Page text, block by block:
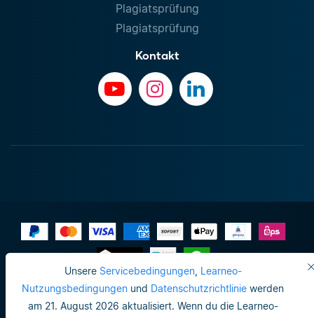
Unsere Servicebedingungen, Learneo-
Nutzungsbedingungen und Datenschutzrichtlinie werden
am 21. August 2026 aktualisiert. Wenn du die Learneo-
Plagiatsprüfung
Plagiatsprüfung
Kontakt
Impressum
Datenschutzrichtlinie